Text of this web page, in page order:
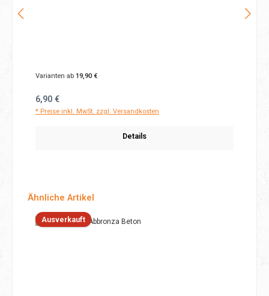
Varianten ab19,90 €
Regulärer Preis:
6,90 €
* Preise inkl. MwSt. zzgl. Versandkosten
Details
Produktgalerie überspringen
Ähnliche Artikel
Ausverkauft